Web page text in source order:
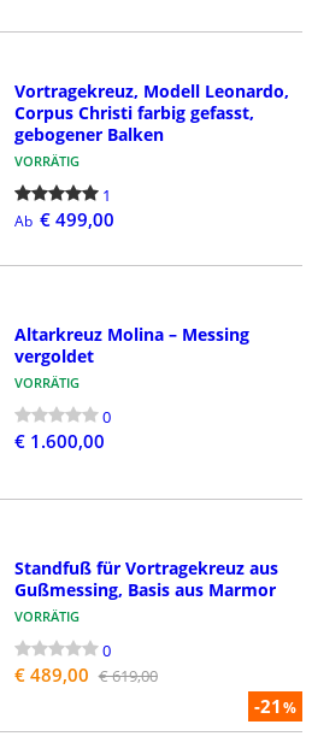
Vortragekreuz, Modell Leonardo,
Corpus Christi farbig gefasst,
gebogener Balken
VORRÄTIG
1
Ab € 499,00
Altarkreuz Molina – Messing
vergoldet
VORRÄTIG
0
€ 1.600,00
-21%
Standfuß für Vortragekreuz aus
Gußmessing, Basis aus Marmor
VORRÄTIG
0
€ 489,00 € 619,00